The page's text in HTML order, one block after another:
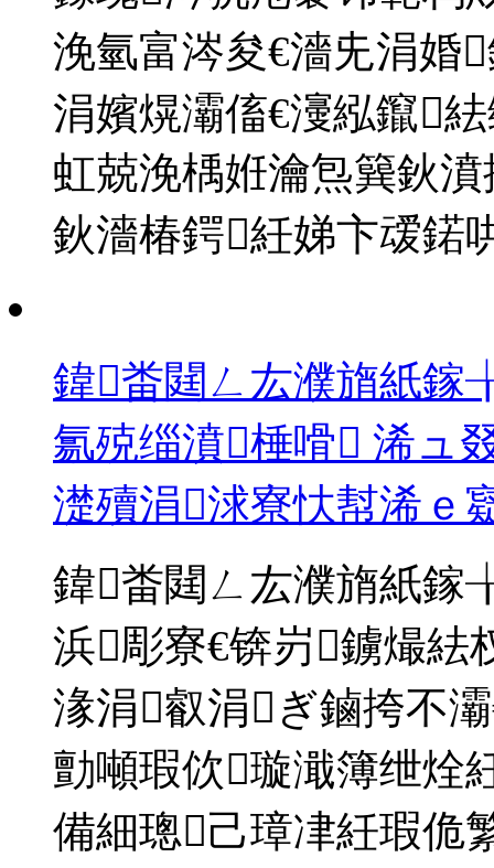
浼氫富涔夋€濇兂涓婚
涓嬪熀灞傗€濅紭鑹
虹兢浼楀姙瀹炰簨鈥
鈥濇椿鍔紝娣卞叆鍩
鍏畨閮ㄥ厷濮旓紙鎵
氱殑缁濆棰嗗 浠ュ
濋殰涓浗寮忕幇浠ｅ
鍏畨閮ㄥ厷濮旓紙
浜彫寮€锛岃鐪熶紶
湪涓叡涓ぎ鏀挎不
勯噸瑕佽璇濈簿绁烇
備細璁己璋冿紝瑕佹